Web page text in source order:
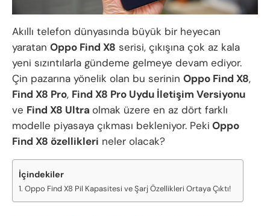
Akıllı telefon dünyasında büyük bir heyecan
yaratan Oppo Find X8 serisi, çıkışına çok az kala
yeni sızıntılarla gündeme gelmeye devam ediyor.
Çin pazarına yönelik olan bu serinin Oppo Find X8,
Find X8 Pro, Find X8 Pro Uydu İletişim Versiyonu
ve Find X8 Ultra olmak üzere en az dört farklı
modelle piyasaya çıkması bekleniyor. Peki Oppo
Find X8 özellikleri neler olacak?
İçindekiler
Oppo Find X8 Pil Kapasitesi ve Şarj Özellikleri Ortaya Çıktı!